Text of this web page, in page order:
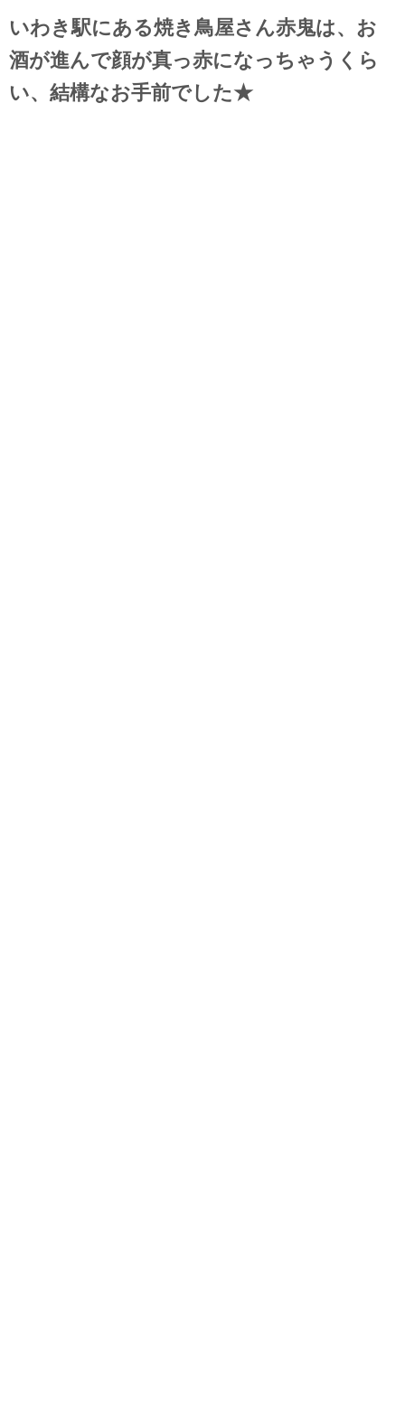
いわき駅にある焼き鳥屋さん赤鬼は、お
酒が進んで顔が真っ赤になっちゃうくら
い、結構なお手前でした★